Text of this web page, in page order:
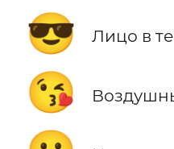
😎 Лицо в
😘